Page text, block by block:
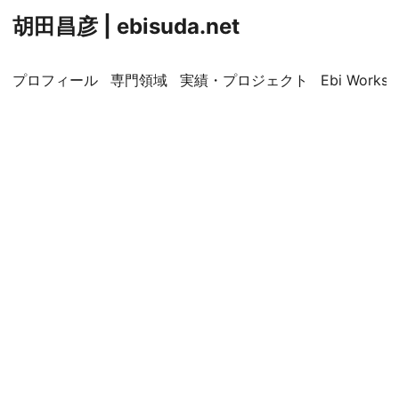
胡田昌彦 | ebisuda.net
プロフィール 専門領域 実績・プロジェクト Ebi